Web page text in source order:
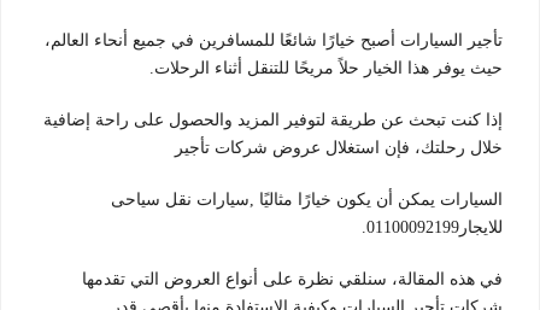
تأجير السيارات أصبح خيارًا شائعًا للمسافرين في جميع أنحاء العالم،
حيث يوفر هذا الخيار حلاً مريحًا للتنقل أثناء الرحلات.
إذا كنت تبحث عن طريقة لتوفير المزيد والحصول على راحة إضافية
خلال رحلتك، فإن استغلال عروض شركات تأجير
السيارات يمكن أن يكون خيارًا مثاليًا ,سيارات نقل سياحى
للايجار01100092199.
في هذه المقالة، سنلقي نظرة على أنواع العروض التي تقدمها